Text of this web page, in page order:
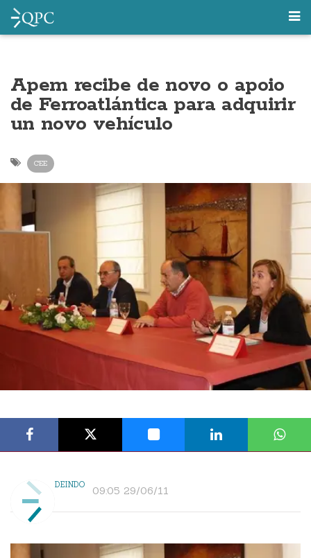
Apem recibe de novo o apoio
de Ferroatlántica para adquirir
un novo vehículo
CEE
DEINDO 09:05 29/06/11